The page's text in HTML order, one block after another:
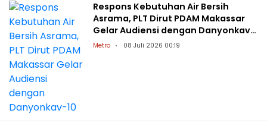
Respons Kebutuhan Air Bersih
Asrama, PLT Dirut PDAM Makassar
Gelar Audiensi dengan Danyonkav-
10
Metro 08 Juli 2026 00:19